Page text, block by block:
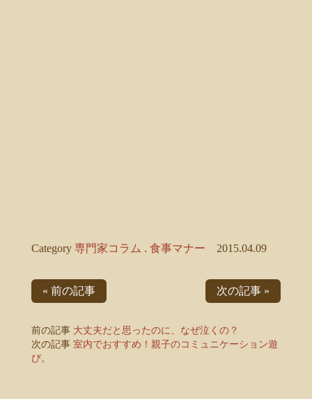
Category 専門家コラム . 食事マナー 2015.04.09
« 前の記事 次の記事 »
前の記事 大丈夫だと思ったのに、なぜ泣くの？
次の記事 室内でおすすめ！親子のコミュニケーション遊
び。